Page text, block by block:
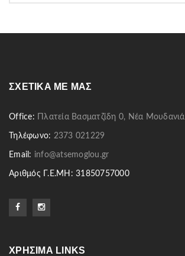
ΣΧΕΤΙΚΆ ΜΕ ΜΑΣ
Office: Πλατεία Βασματζίδη 0, Νέα Μουδανιά
Τηλέφωνο: 2373 021229
Email: info@atsemoglou.gr
Αριθμός Γ.Ε.ΜΗ: 31850757000
ΧΡΉΣΙΜΑ LINKS